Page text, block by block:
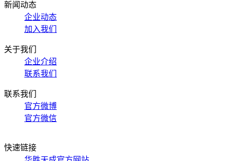
新闻动态
企业动态
加入我们
关于我们
企业介绍
联系我们
联系我们
官方微博
官方微信
快速链接